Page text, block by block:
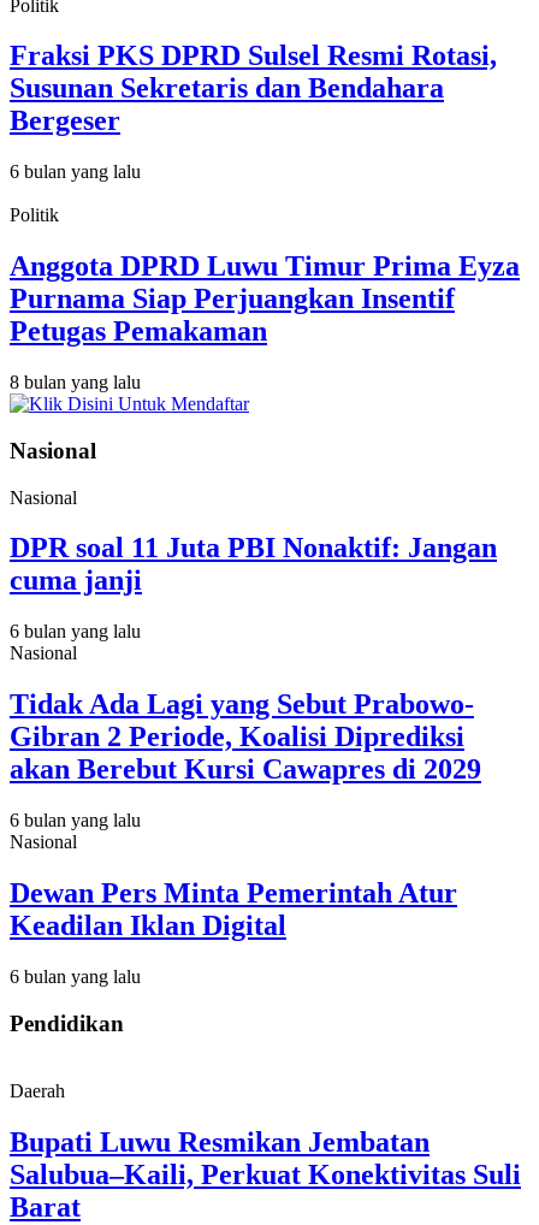
Politik
Fraksi PKS DPRD Sulsel Resmi Rotasi,
Susunan Sekretaris dan Bendahara
Bergeser
6 bulan yang lalu
Politik
Anggota DPRD Luwu Timur Prima Eyza
Purnama Siap Perjuangkan Insentif
Petugas Pemakaman
8 bulan yang lalu
Nasional
Nasional
DPR soal 11 Juta PBI Nonaktif: Jangan
cuma janji
6 bulan yang lalu
Nasional
Tidak Ada Lagi yang Sebut Prabowo-
Gibran 2 Periode, Koalisi Diprediksi
akan Berebut Kursi Cawapres di 2029
6 bulan yang lalu
Nasional
Dewan Pers Minta Pemerintah Atur
Keadilan Iklan Digital
6 bulan yang lalu
Pendidikan
Daerah
Bupati Luwu Resmikan Jembatan
Salubua–Kaili, Perkuat Konektivitas Suli
Barat